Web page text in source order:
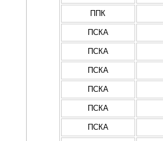
ППК
ПСКА
ПСКА
ПСКА
ПСКА
ПСКА
ПСКА